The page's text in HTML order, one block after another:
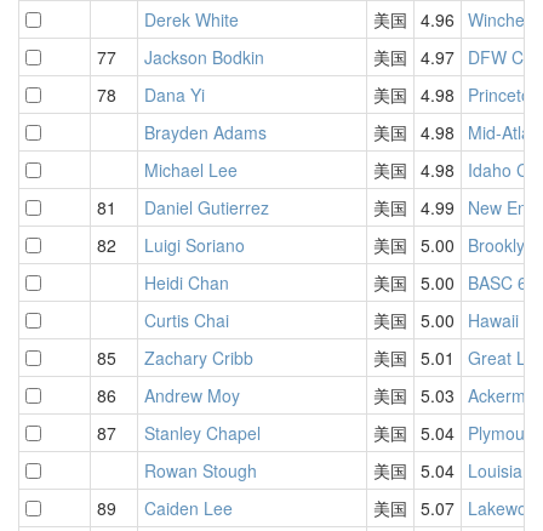
Derek White
美国 4.96
77
Jackson Bodkin 美国 4.97 DFW
78
Dana Yi 美国 4.98
Brayden Adams
美国 4.98
Mid-
Michael Lee
美国 4.98
Idaho
81
Daniel Gutierrez 美国 4.99
New
82
Luigi Soriano 美国 5.00
Brooklyn
Heidi Chan
美国 5.00
BASC
Curtis Chai
美国 5.00
Hawaii
85
Zachary Cribb 美国 5.01
Great
86
Andrew Moy 美国 5.03
87
Stanley Chapel 美国 5.04
Rowan Stough
美国 5.04
89
Caiden Lee 美国 5.07